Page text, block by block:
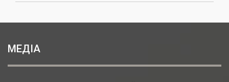
МЕДІА